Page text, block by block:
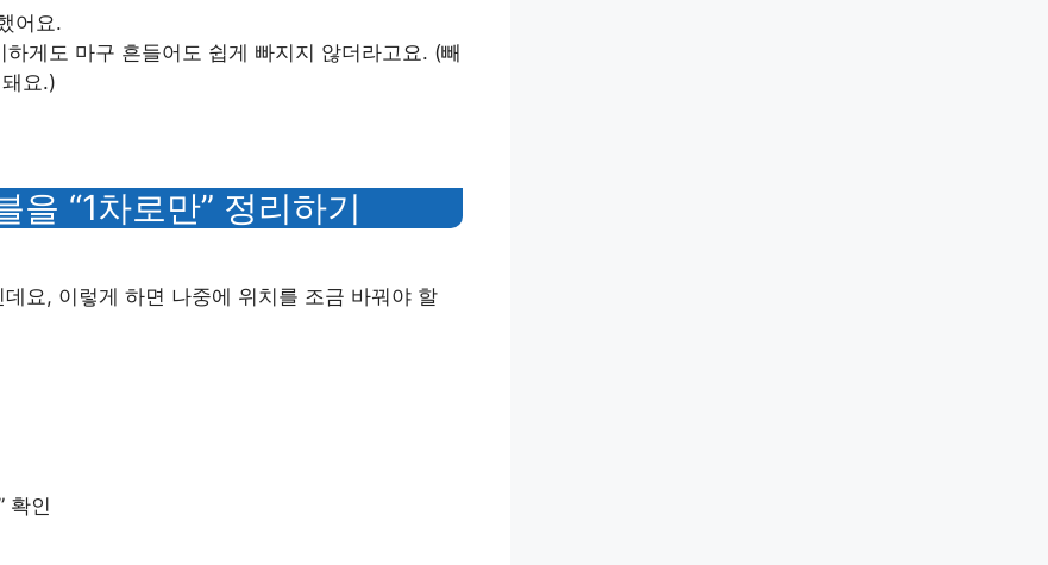
어요.
게도 마구 흔들어도 쉽게 빠지지 않더라고요. (빼
요.)
“1차로만” 정리하기
데요, 이렇게 하면 나중에 위치를 조금 바꿔야 할
확인